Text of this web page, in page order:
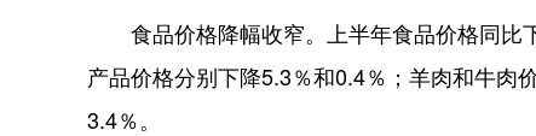
食品价格降幅收窄。上半年食品价格同比
产品价格分别下降5.3％和0.4％；羊肉和牛肉
3.4％。